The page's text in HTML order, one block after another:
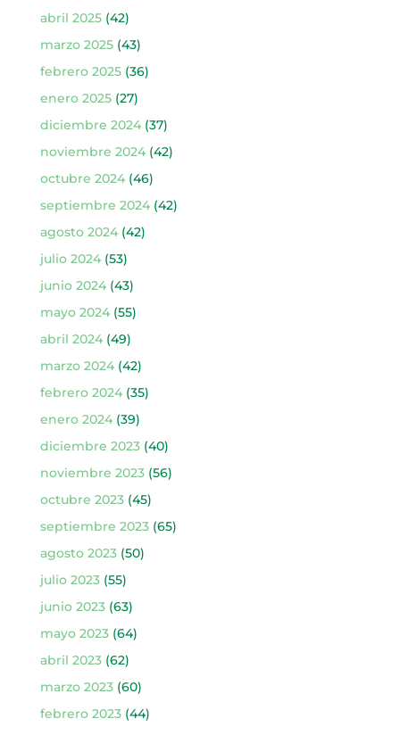
abril 2025(42)
marzo 2025(43)
febrero 2025(36)
enero 2025(27)
diciembre 2024(37)
noviembre 2024(42)
octubre 2024(46)
septiembre 2024(42)
agosto 2024(42)
julio 2024(53)
junio 2024(43)
mayo 2024(55)
abril 2024(49)
marzo 2024(42)
febrero 2024(35)
enero 2024(39)
diciembre 2023(40)
noviembre 2023(56)
octubre 2023(45)
septiembre 2023(65)
agosto 2023(50)
julio 2023(55)
junio 2023(63)
mayo 2023(64)
abril 2023(62)
marzo 2023(60)
febrero 2023(44)